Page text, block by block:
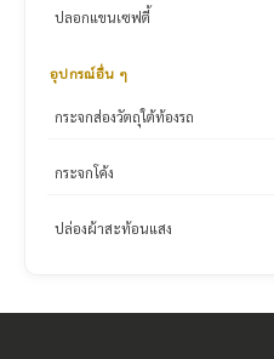
ปลอกแขนเซฟตี้
อุปกรณ์อื่น ๆ
กระจกส่องวัตถุใต้ท้องรถ
กระจกโค้ง
ปล่องผ้าสะท้อนแสง